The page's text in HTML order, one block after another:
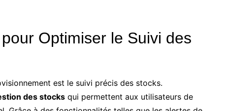
Optimiser le Suivi des
est le suivi précis des stocks.
des stocks qui permettent aux utilisateurs de